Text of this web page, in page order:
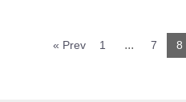
« Prev 1 ... 7 8